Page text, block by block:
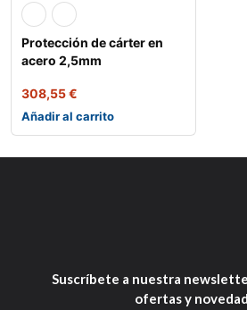
Protección de cárter en
acero 2,5mm
308,55€
Añadir al carrito
Suscríbete a nuestra
ofertas y